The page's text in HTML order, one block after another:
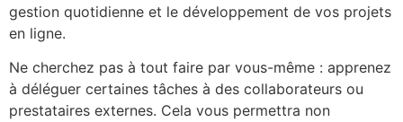
gestion quotidienne et le développement de vos projets
en ligne.
Ne cherchez pas à tout faire par vous-même : apprenez
à déléguer certaines tâches à des collaborateurs ou
prestataires externes. Cela vous permettra non